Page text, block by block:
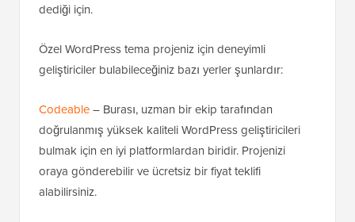
dediği için.
Özel WordPress tema projeniz için deneyimli
geliştiriciler bulabileceğiniz bazı yerler şunlardır:
Codeable– Burası, uzman bir ekip tarafından
doğrulanmış yüksek kaliteli WordPress geliştiricileri
bulmak için en iyi platformlardan biridir. Projenizi
oraya gönderebilir ve ücretsiz bir fiyat teklifi
alabilirsiniz.